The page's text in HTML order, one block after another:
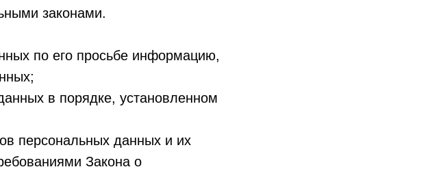
законами.
по его просьбе информацию,
в порядке, установленном
персональных данных и их
Закона о